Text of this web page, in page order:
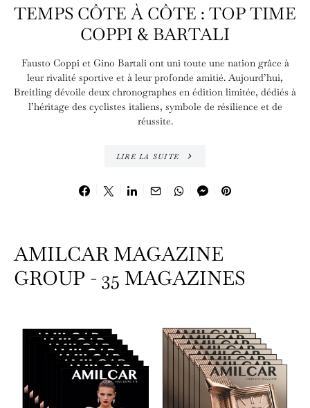
TEMPS CÔTE À CÔTE : TOP TIME
COPPI & BARTALI
Fausto Coppi et Gino Bartali ont uni toute une nation grâce à
leur rivalité sportive et à leur profonde amitié. Aujourd’hui,
Breitling dévoile deux chronographes en édition limitée, dédiés à
l’héritage des cyclistes italiens, symbole de résilience et de
réussite.
LIRE LA SUITE
AMILCAR MAGAZINE
GROUP - 35 MAGAZINES